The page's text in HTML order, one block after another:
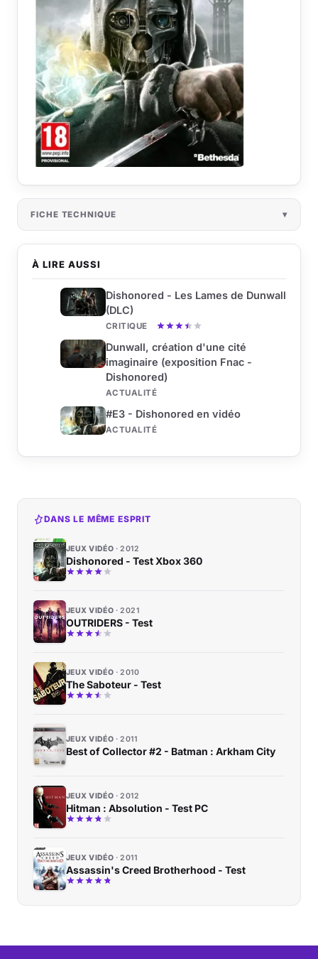
À LIRE AUSSI
Dishonored - Les Lames de Dunwall
(DLC)
CRITIQUE
Dunwall, création d'une cité
imaginaire (exposition Fnac -
Dishonored)
ACTUALITÉ
#E3 - Dishonored en vidéo
ACTUALITÉ
FICHE TECHNIQUE
DANS LE MÊME ESPRIT
JEUX VIDÉO 2012
Dishonored - Test Xbox 360
JEUX VIDÉO 2021
OUTRIDERS - Test
JEUX VIDÉO 2010
The Saboteur - Test
JEUX VIDÉO 2011
Best of Collector #2 - Batman : Arkham City
JEUX VIDÉO 2012
Hitman : Absolution - Test PC
JEUX VIDÉO 2011
Assassin's Creed Brotherhood - Test